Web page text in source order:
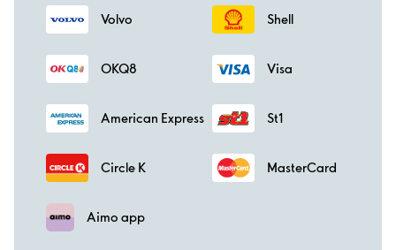
Volvo Shell
OKQ8 Visa
American Express St1
Circle K MasterCard
Aimo app